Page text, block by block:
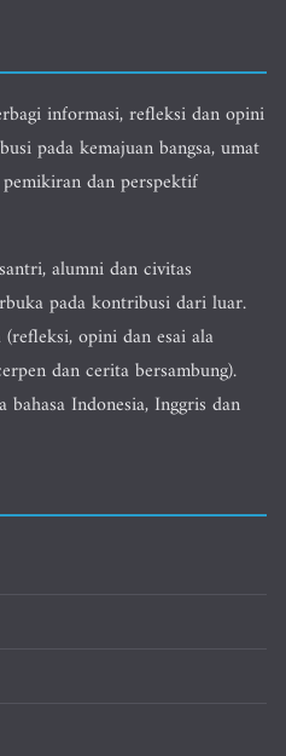
informasi, refleksi dan opini
pada kemajuan bangsa, umat
dan perspektif
alumni dan civitas
pada kontribusi dari luar.
opini dan esai ala
dan cerita bersambung).
bahasa Indonesia, Inggris dan